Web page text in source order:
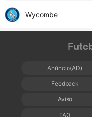
Wycombe
Anúncio(AD)
Feedback
Aviso
FAQ